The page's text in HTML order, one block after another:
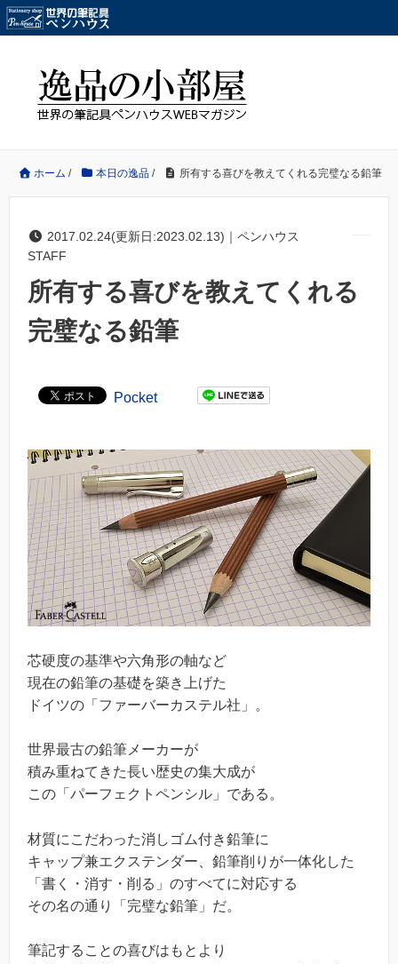
ホーム / 本日の逸品 / 所有する喜びを教えてくれる完璧なる鉛筆
2017.02.24(更新日:2023.02.13)｜ペンハウス
STAFF
所有する喜びを教えてくれる
完璧なる鉛筆
Pocket
芯硬度の基準や六角形の軸など
現在の鉛筆の基礎を築き上げた
ドイツの「ファーバーカステル社」。
世界最古の鉛筆メーカーが
積み重ねてきた長い歴史の集大成が
この「パーフェクトペンシル」である。
材質にこだわった消しゴム付き鉛筆に
キャップ兼エクステンダー、鉛筆削りが一体化した
「書く・消す・削る」のすべてに対応する
その名の通り「完璧な鉛筆」だ。
筆記することの喜びはもとより